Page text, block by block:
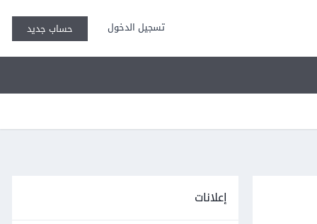
تسجيل الدخول حساب جديد
إعلانات